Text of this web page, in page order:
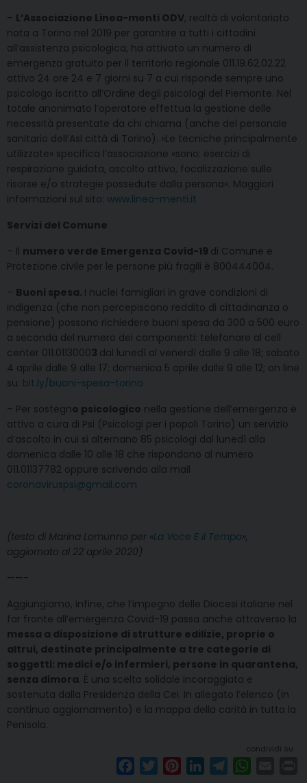
– L’Associazione Linea-menti ODV, realtà di volontariato
nata a Torino nel 2019 per garantire a tutti i cittadini
all’assistenza psicologica, ha attivato un numero di
emergenza gratuito per il territorio regionale 011.19.62.02.22
attivo 24 ore 24 e 7 giorni su 7 a cui risponde sempre uno
psicologo iscritto all’Ordine degli psicologi del Piemonte. Nel
totale anonimato l’operatore effettua la gestione delle
necessità presentate da chi chiama (anche del personale
sanitario dell’Asl città di Torino). «Le tecniche principalmente
utilizzate» specifica l’associazione «sono: esercizi di
respirazione guidata, ascolto attivo, focalizzazione sulle
risorse e/o strategie possedute dalla persona». Maggiori
informazioni sul sito: www.linea-menti.it
Servizi del Comune
– Il numero verde Emergenza Covid-19 di Comune e
Protezione civile per le persone più fragili è 800444004.
– Buoni spesa. I nuclei famigliari in grave condizioni di
indigenza (che non percepiscono reddito di cittadinanza o
pensione) possono richiedere buoni spesa da 300 a 500 euro
a seconda del numero dei componenti: telefonare al cell
center 011.01130003 dal lunedì al venerdì dalle 9 alle 18; sabato
4 aprile dalle 9 alle 17; domenica 5 aprile dalle 9 alle 12; on line
su: bit.ly/buoni-spesa-torino
– Per sostegno psicologico nella gestione dell’emergenza è
attivo a cura di Psi (Psicologi per i popoli Torino) un servizio
d’ascolto in cui si alternano 85 psicologi dal lunedì alla
domenica dalle 10 alle 18 che rispondono al numero
011.01137782 oppure scrivendo alla mail
coronaviruspsi@gmail.com
(testo di Marina Lomunno per «La Voce E il Tempo»,
aggiornato al 22 aprile 2020)
——-
Aggiungiamo, infine, che l’impegno delle Diocesi italiane nel
far fronte all’emergenza Covid-19 passa anche attraverso la
messa a disposizione di strutture edilizie, proprie o
altrui, destinate principalmente a tre categorie di
soggetti: medici e/o infermieri, persone in quarantena,
senza dimora. È una scelta solidale incoraggiata e
sostenuta dalla Presidenza della Cei. In allegato l’elenco (in
continuo aggiornamento) e la mappa della carità in tutta la
Penisola.
condividi su